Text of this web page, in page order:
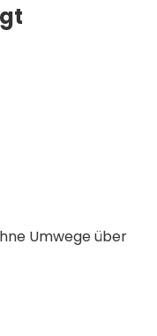
Umwege über